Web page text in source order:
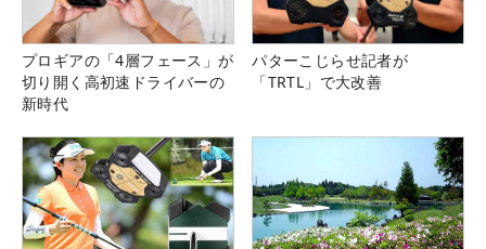
プロギアの「4層フェース」が
切り開く高初速ドライバーの
新時代
パターこじらせ記者が
「TRTL」で大改善